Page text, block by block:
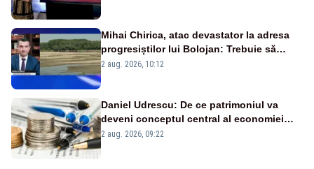
Mihai Chirica, atac devastator la adresa
progresiștilor lui Bolojan: Trebuie să
protejăm și natura, dar nu șținem omaneii
2 aug. 2026, 10:12
Daniel Udrescu: De ce patrimoniul va
deveni conceptul central al economiei
viitoare?
2 aug. 2026, 09:22